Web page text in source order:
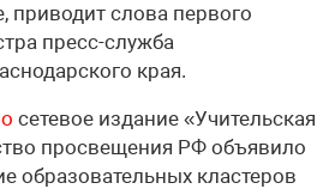
приводит слова первого
пресс-служба
края.
сетевое издание «Учительская
просвещения РФ объявило
образовательных кластеров